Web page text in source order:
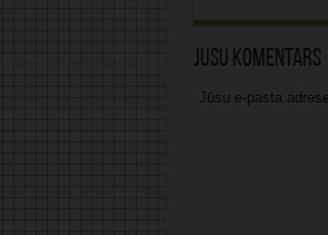
Jūsu komentārs
Jūsu e-pasta